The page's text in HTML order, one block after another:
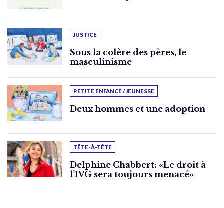
JUSTICE
Sous la colère des pères, le
masculinisme
PETITE ENFANCE / JEUNESSE
Deux hommes et une adoption
TÊTE-À-TÊTE
Delphine Chabbert: «Le droit à
l’IVG sera toujours menacé»